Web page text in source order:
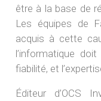
être à la base de
Les équipes de
acquis à cette
l’informatique
fiabilité, et
Éditeur d’OCS